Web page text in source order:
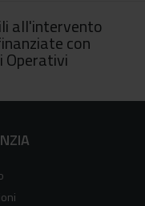
all'intervento
con
Operativi